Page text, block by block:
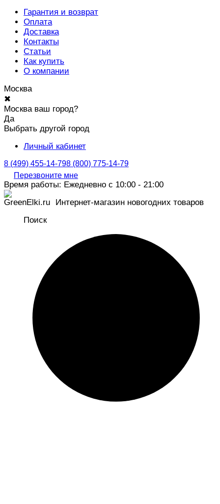
Гарантия и возврат
Оплата
Доставка
Контакты
Статьи
Как купить
О компании
Москва
✖
Москва ваш город?
Да
Выбрать другой город
Личный кабинет
8 (499) 455-14-798 (800) 775-14-79
Перезвоните мне
Время работы: Ежедневно с 10:00 - 21:00
Интернет-магазин новогодних товаров
Поиск